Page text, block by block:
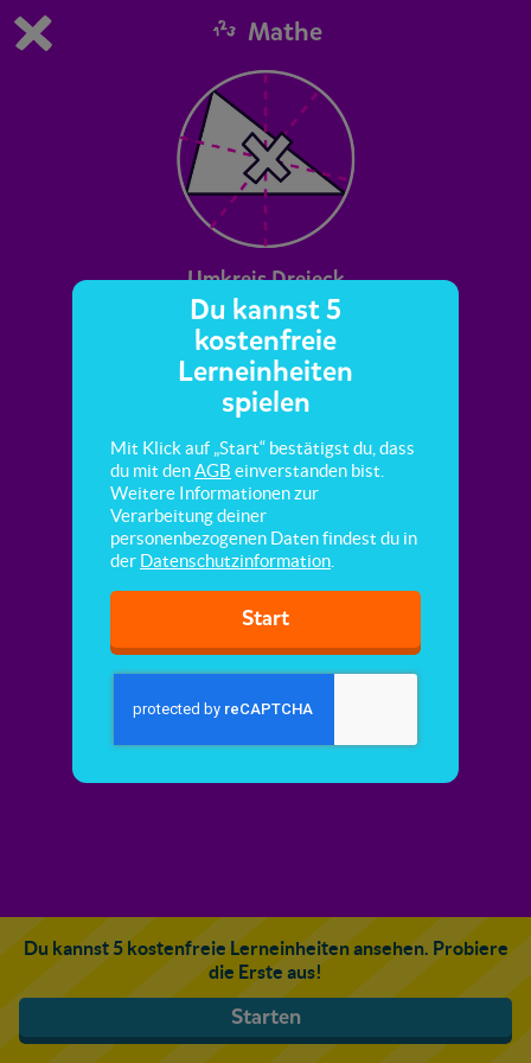
Du spielst die kostenfreie Testversion von scoyo.
Jetzt bestellen
0 1
Mathe
Umkreis Dreieck
Du kennst die Definition des Umkreises eines
Dreiecks und konstruierst den Umkreis des
Dreiecks theoretisch und praktisch.
Du kannst 5 kostenfreie Lerneinheiten ansehen. Probiere
die Erste aus!
Starten
Du kannst 5
kostenfreie
Lerneinheiten
spielen
Mit Klick auf „Start“ bestätigst du, dass
du mit denAGB einverstanden bist.
Weitere Informationen zur
Verarbeitung deiner
personenbezogenen Daten findest du in
der Datenschutzinformation
Start